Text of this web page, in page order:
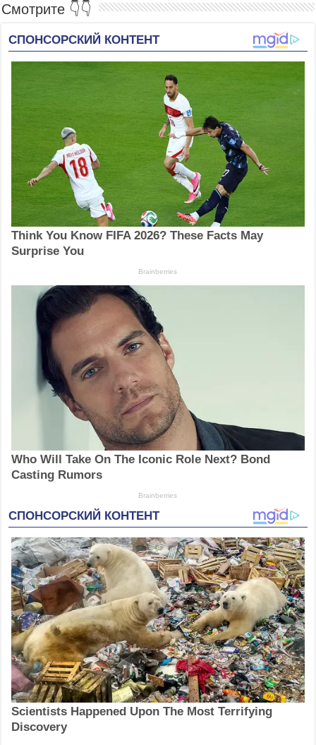
Смотрите 👇👇